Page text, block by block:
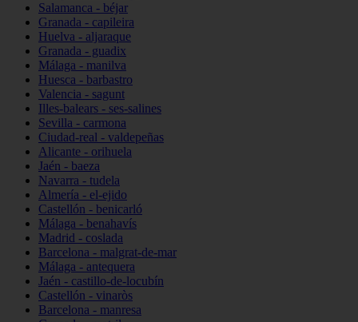
Salamanca - béjar
Granada - capileira
Huelva - aljaraque
Granada - guadix
Málaga - manilva
Huesca - barbastro
Valencia - sagunt
Illes-balears - ses-salines
Sevilla - carmona
Ciudad-real - valdepeñas
Alicante - orihuela
Jaén - baeza
Navarra - tudela
Almería - el-ejido
Castellón - benicarló
Málaga - benahavís
Madrid - coslada
Barcelona - malgrat-de-mar
Málaga - antequera
Jaén - castillo-de-locubín
Castellón - vinaròs
Barcelona - manresa